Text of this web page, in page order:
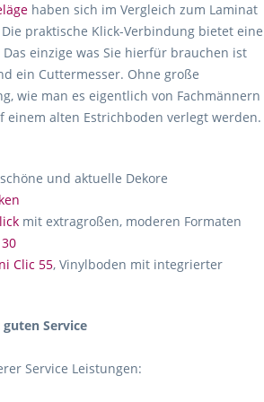
haben sich im Vergleich zum Laminat
praktische Klick-Verbindung bietet eine
einzige was Sie hierfür brauchen ist
ein Cuttermesser. Ohne große
wie man es eigentlich von Fachmännern
einem alten Estrichboden verlegt werden.
und aktuelle Dekore
mit extragroßen, moderen Formaten
Clic 55, Vinylboden mit integrierter
Service
Service Leistungen: